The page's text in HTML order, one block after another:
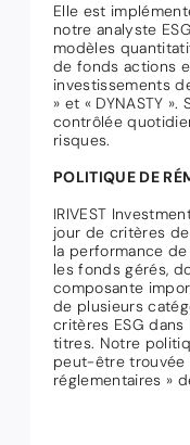
Elle est
notre analyste
modèles
de fonds actions
investissements
» et « DYNASTY
contrôlée
risques.
POLITIQUE DE
IRIVEST
jour de critères
la performance
les fonds gérés,
composante
de plusieurs
critères ESG
titres. Notre
peut-être trouvée
réglementaires »